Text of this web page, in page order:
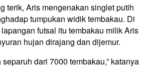
terik, Aris mengenakan singlet putih
tumpukan widik tembakau. Di
futsal itu tembakau milik Aris
hujan dirajang dan dijemur.
dari 7000 tembakau,” katanya